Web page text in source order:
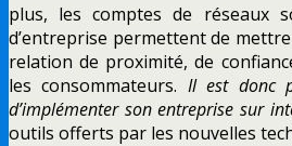
plus, les comptes de réseaux
d’entreprise permettent de
relation de proximité, de
les consommateurs. Il est donc
d’implémenter son entreprise sur
outils offerts par les nouvelles